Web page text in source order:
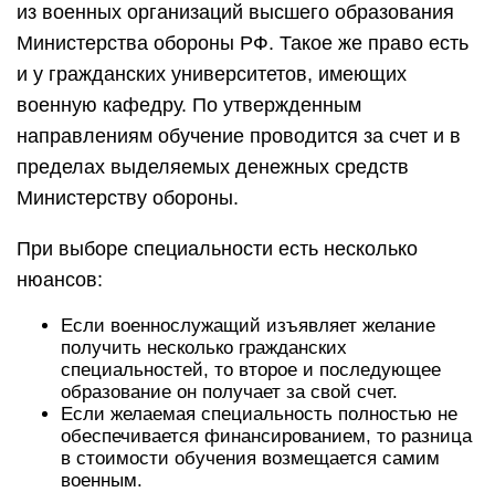
из военных организаций высшего образования
Министерства обороны РФ. Такое же право есть
и у гражданских университетов, имеющих
военную кафедру. По утвержденным
направлениям обучение проводится за счет и в
пределах выделяемых денежных средств
Министерству обороны.
При выборе специальности есть несколько
нюансов:
Если военнослужащий изъявляет желание
получить несколько гражданских
специальностей, то второе и последующее
образование он получает за свой счет.
Если желаемая специальность полностью не
обеспечивается финансированием, то разница
в стоимости обучения возмещается самим
военным.